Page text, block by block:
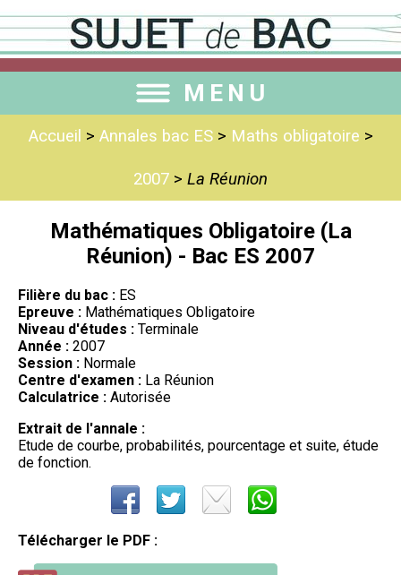
MENU
Accueil > Annales bac ES> Maths obligatoire >
2007 > La Réunion
Mathématiques Obligatoire (La
Réunion) - Bac ES 2007
Filière du bac : ES
Epreuve : Mathématiques Obligatoire
Niveau d'études : Terminale
Année : 2007
Session : Normale
Centre d'examen : La Réunion
Calculatrice : Autorisée
Extrait de l'annale :
Etude de courbe, probabilités, pourcentage et suite, étude
de fonction.
Télécharger le PDF :